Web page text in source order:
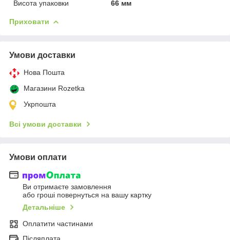
Висота упаковки
66 мм
Приховати
Умови доставки
Нова Пошта
Магазини Rozetka
Укрпошта
Всі умови доставки
Умови оплати
Ви отримаєте замовлення
або гроші повернуться на вашу картку
Детальніше
Оплатити частинами